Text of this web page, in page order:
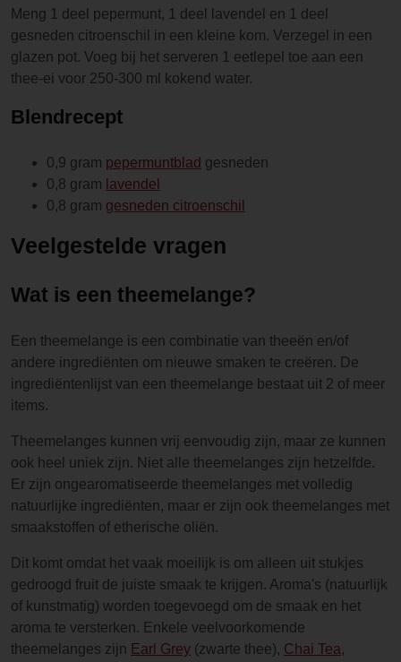
Meng 1 deel pepermunt, 1 deel lavendel en 1 deel
gesneden citroenschil in een kleine kom. Verzegel in een
glazen pot. Voeg bij het serveren 1 eetlepel toe aan een
thee-ei voor 250-300 ml kokend water.
Blendrecept
0,9 gram pepermuntblad gesneden
0,8 gram lavendel
0,8 gram gesneden citroenschil
Veelgestelde vragen
Wat is een theemelange?
Een theemelange is een combinatie van theeën en/of
andere ingrediënten om nieuwe smaken te creëren. De
ingrediëntenlijst van een theemelange bestaat uit 2 of meer
items.
Theemelanges kunnen vrij eenvoudig zijn, maar ze kunnen
ook heel uniek zijn. Niet alle theemelanges zijn hetzelfde.
Er zijn ongearomatiseerde theemelanges met volledig
natuurlijke ingrediënten, maar er zijn ook theemelanges met
smaakstoffen of etherische oliën.
Dit komt omdat het vaak moeilijk is om alleen uit stukjes
gedroogd fruit de juiste smaak te krijgen. Aroma's (natuurlijk
of kunstmatig) worden toegevoegd om de smaak en het
aroma te versterken. Enkele veelvoorkomende
theemelanges zijn Earl Grey (zwarte thee), Chai Tea,